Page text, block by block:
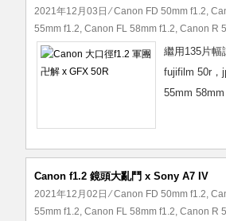
2021年12月03日 ⁄Canon FD 50mm f1.2,
55mm f1.2, Canon FL 58mm f1.2, Canon R
繼用135片幅
fujifilm 50r，
55mm
Canon f1.2 鏡頭大亂鬥 x Sony A7 IV
2021年12月02日 ⁄Canon FD 50mm f1.2,
55mm f1.2, Canon FL 58mm f1.2, Canon R